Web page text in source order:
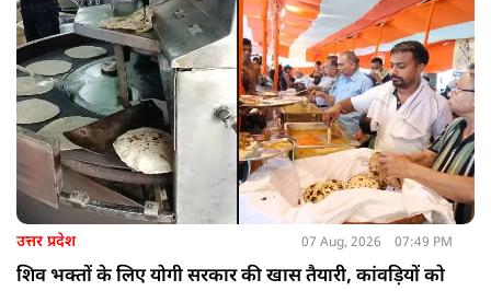
उत्तर प्रदेश 07 Aug, 2026 07:49 PM
शिव भक्तों के लिए योगी सरकार की खास तैयारी, कांवड़ियों को